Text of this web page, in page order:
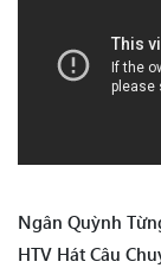
Ngân Quỳnh
HTV Hát Câu